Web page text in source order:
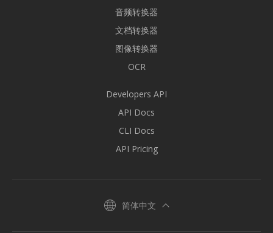
音频转换器
文档转换器
图像转换器
OCR
Developers API
API Docs
CLI Docs
API Pricing
简体中文